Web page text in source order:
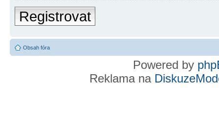
Registrovat
Obsah fóra
Powered by
Reklama na